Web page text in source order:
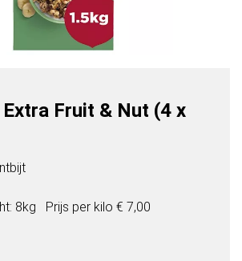
Fruit & Nut (4 x
8kg Prijs per kilo € 7,00